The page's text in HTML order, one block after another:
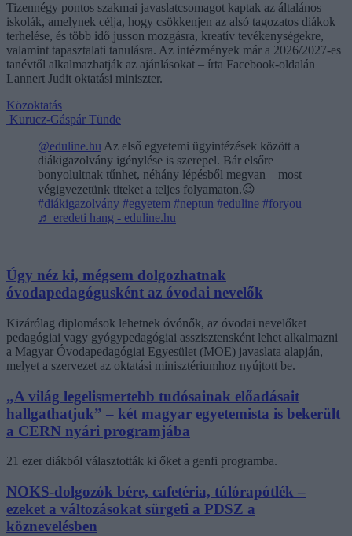
Tizennégy pontos szakmai javaslatcsomagot kaptak az általános
iskolák, amelynek célja, hogy csökkenjen az alsó tagozatos diákok
terhelése, és több idő jusson mozgásra, kreatív tevékenységekre,
valamint tapasztalati tanulásra. Az intézmények már a 2026/2027-es
tanévtől alkalmazhatják az ajánlásokat – írta Facebook-oldalán
Lannert Judit oktatási miniszter.
Közoktatás
Kurucz-Gáspár Tünde
@eduline.hu Az első egyetemi ügyintézések között a
diákigazolvány igénylése is szerepel. Bár elsőre
bonyolultnak tűnhet, néhány lépésből megvan – most
végigvezetünk titeket a teljes folyamaton.😉
#diákigazolvány #egyetem #neptun #eduline #foryou
♬ eredeti hang - eduline.hu
Úgy néz ki, mégsem dolgozhatnak
óvodapedagógusként az óvodai nevelők
Kizárólag diplomások lehetnek óvónők, az óvodai nevelőket
pedagógiai vagy gyógypedagógiai asszisztensként lehet alkalmazni
a Magyar Óvodapedagógiai Egyesület (MOE) javaslata alapján,
melyet a szervezet az oktatási minisztériumhoz nyújtott be.
„A világ legelismertebb tudósainak előadásait
hallgathatjuk” – két magyar egyetemista is bekerült
a CERN nyári programjába
21 ezer diákból választották ki őket a genfi programba.
NOKS-dolgozók bére, cafetéria, túlórapótlék –
ezeket a változásokat sürgeti a PDSZ a
köznevelésben